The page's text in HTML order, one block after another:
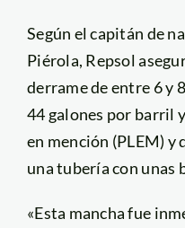
Según el capitán de
Piérola, Repsol
derrame de entre 6 y
44 galones por barril
en mención (PLEM)
una tubería con unas
«Esta mancha fue